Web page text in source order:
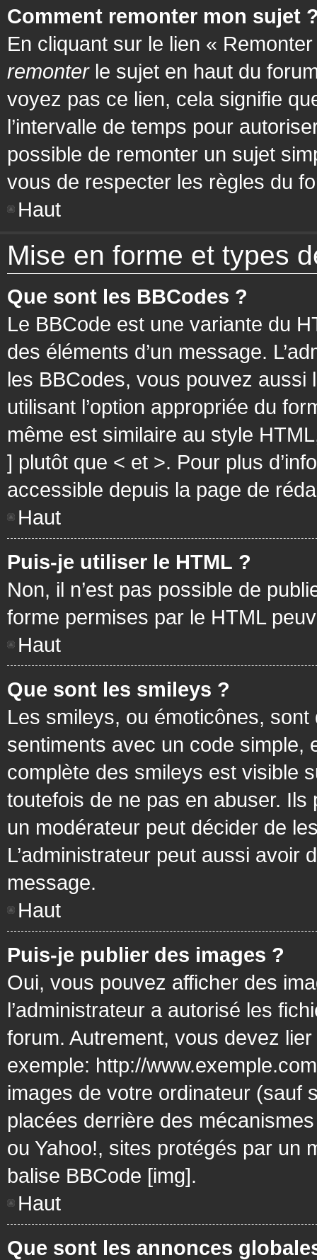
Comment remonter mon sujet
En cliquant sur le lien «
remonterle sujet en haut du
voyez pas ce lien, cela signifie
l’intervalle de temps pour
possible de remonter un sujet
vous de respecter les règles du
Haut
Mise en forme et types
Que sont les BBCodes ?
Le BBCode est une variante du
des éléments d’un message.
les BBCodes, vous pouvez
utilisant l’option appropriée du
même est similaire au style
] plutôt que < et >. Pour plus
accessible depuis la page de
Haut
Puis-je utiliser le HTML ?
Non, il n’est pas possible de
forme permises par le HTML
Haut
Que sont les smileys ?
Les smileys, ou émoticônes,
sentiments avec un code simple,
complète des smileys est visible
toutefois de ne pas en abuser.
un modérateur peut décider de
L’administrateur peut aussi avoir
message.
Haut
Puis-je publier des images ?
Oui, vous pouvez afficher des
l’administrateur a autorisé les
forum. Autrement, vous devez
exemple: http://
images de votre ordinateur (sauf
placées derrière des
ou Yahoo!, sites protégés par un
balise BBCode [img].
Haut
Que sont les annonces